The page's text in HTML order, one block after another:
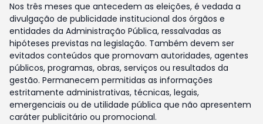
Nos três meses que antecedem as eleições, é vedada a
divulgação de publicidade institucional dos órgãos e
entidades da Administração Pública, ressalvadas as
hipóteses previstas na legislação. Também devem ser
evitados conteúdos que promovam autoridades, agentes
públicos, programas, obras, serviços ou resultados da
gestão. Permanecem permitidas as informações
estritamente administrativas, técnicas, legais,
emergenciais ou de utilidade pública que não apresentem
caráter publicitário ou promocional.